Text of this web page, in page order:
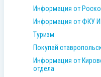
Информация от
Информация от ФКУ
Туризм
Покупай
Информация от
отдела